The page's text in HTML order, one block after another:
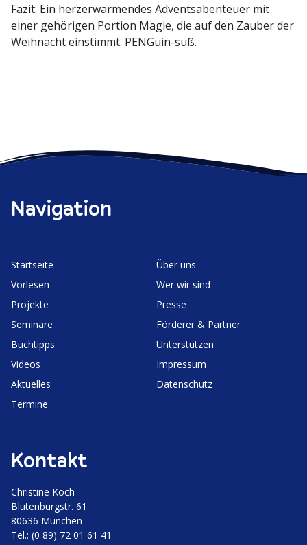
Fazit: Ein herzer­wär­mendes Advents­aben­teuer mit
einer gehörigen Portion Magie, die auf den Zauber der
Weihnacht einstimmt. PENGuin-süß.
Navigation
Start­seite
Vorlesen
Projekte
Seminare
Buchtipps
Videos
Aktuelles
Termine
Über uns
Wer wir sind
Presse
Förderer & Partner
Unter­stützen
Impressum
Daten­schutz
Kontakt
Christine Koch
Bluten­burgstr. 61
80636 München
Tel.: (0 89) 72 01 61 41